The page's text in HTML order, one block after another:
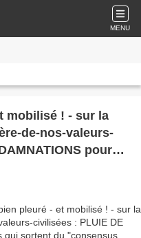
MENU
mobilisé ! - sur la
de-nos-valeurs-
pour
"consensus